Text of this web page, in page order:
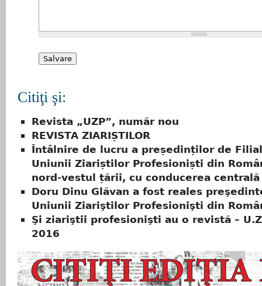
Citiţi şi:
Revista „UZP”, număr nou
REVISTA ZIARIȘTILOR
Întâlnire de lucru a președinților de
Uniunii Ziariștilor Profesioniști din
nord-vestul țării, cu conducerea centrală
Doru Dinu Glăvan a fost reales
Uniunii Ziariştilor Profesionişti din
Şi ziariştii profesionişti au o revistă –
2016